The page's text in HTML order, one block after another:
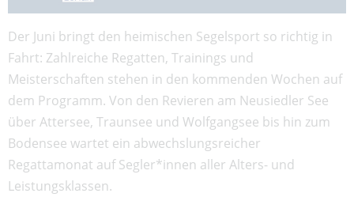
Der Juni bringt den heimischen Segelsport so richtig in
Fahrt: Zahlreiche Regatten, Trainings und
Meisterschaften stehen in den kommenden Wochen auf
dem Programm. Von den Revieren am Neusiedler See
über Attersee, Traunsee und Wolfgangsee bis hin zum
Bodensee wartet ein abwechslungsreicher
Regattamonat auf Segler*innen aller Alters- und
Leistungsklassen.